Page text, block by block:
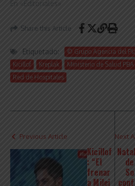
En «Editoriales»
Share this Article
Etiquetado: © Grupo Agencia del
Kicillof
Kreplak Ministerio de Salud PBA
Red de Hospitales
Previous Article
Kicillof
: “El
frenar
a Milei
Next